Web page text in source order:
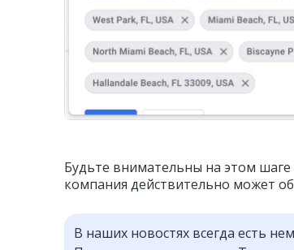
Будьте внимательны на этом
компания действительно может
В наших новостях всегда есть